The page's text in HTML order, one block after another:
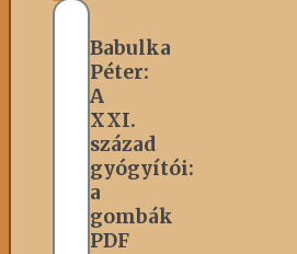
Babulka
Péter:
A
XXI.
század
gyógyítói:
a
gombák
PDF